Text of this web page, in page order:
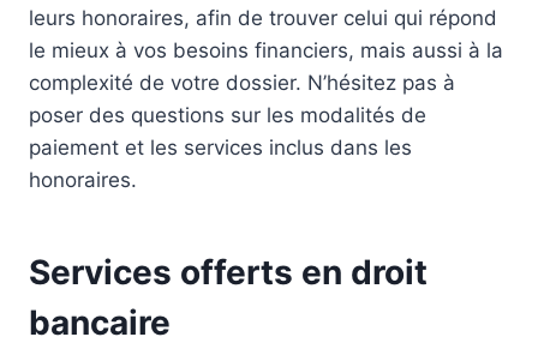
leurs honoraires, afin de trouver celui qui répond
le mieux à vos besoins financiers, mais aussi à la
complexité de votre dossier. N’hésitez pas à
poser des questions sur les modalités de
paiement et les services inclus dans les
honoraires.
Services offerts en droit
bancaire